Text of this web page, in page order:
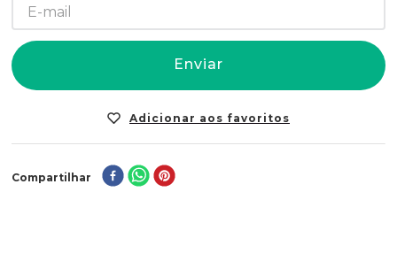
Enviar
Compartilhar